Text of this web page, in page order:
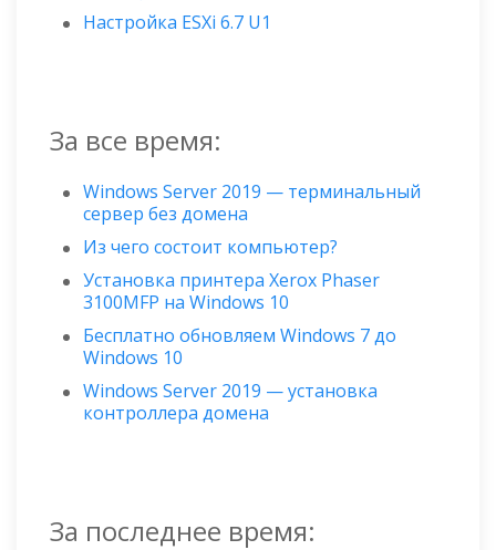
Настройка ESXi 6.7 U1
За все время:
Windows Server 2019 — терминальный
сервер без домена
Из чего состоит компьютер?
Установка принтера Xerox Phaser
3100MFP на Windows 10
Бесплатно обновляем Windows 7 до
Windows 10
Windows Server 2019 — установка
контроллера домена
За последнее время: